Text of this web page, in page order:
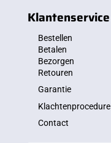
Klantenservice
Bestellen
Betalen
Bezorgen
Retouren
Garantie
Klachtenprocedure
Contact